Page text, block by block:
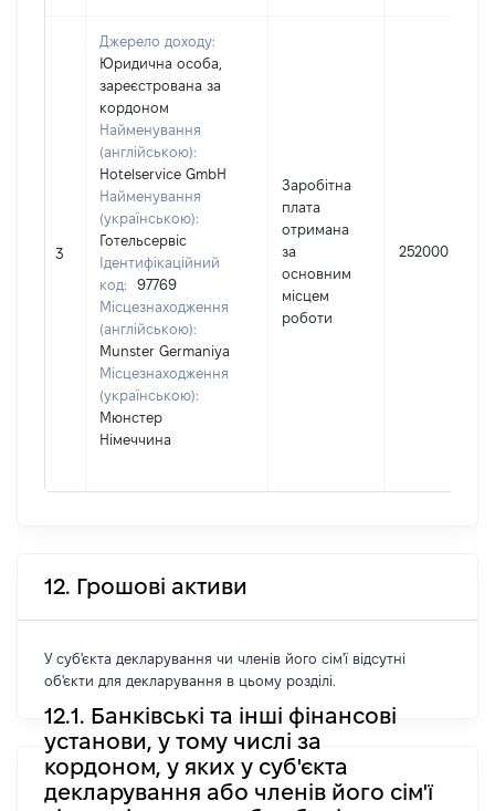
3
Джерело доходу:
Юридична особа,
зареєстрована за
кордоном
Найменування
(англійською):
Hotelservice GmbH
Найменування
(українською):
Готельсервіс
Ідентифікаційний
код:
97769
Місцезнаходження
(англійською):
Munster Germaniya
Місцезнаходження
(українською):
Мюнстер
Німеччина
Заробітна
плата
отримана
за
основним
місцем
роботи
252000
12. Грошові активи
У суб'єкта декларування чи членів його сім'ї відсутні
об'єкти для декларування в цьому розділі.
12.1. Банківські та інші фінансові
установи, у тому числі за
кордоном, у яких у суб'єкта
декларування або членів його сім'ї